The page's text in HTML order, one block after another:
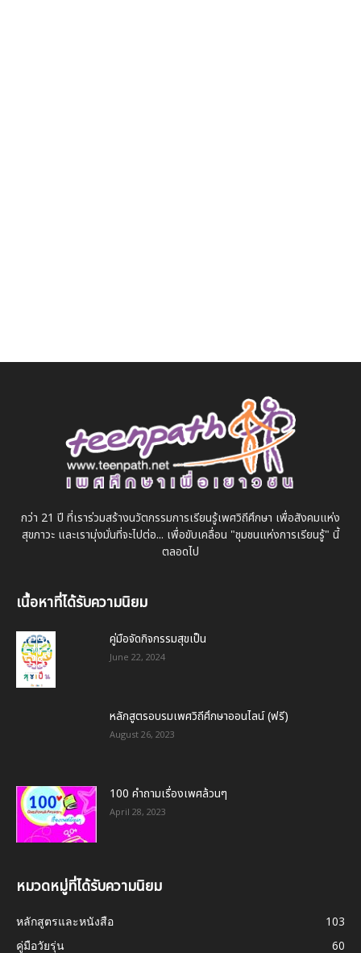
กว่า 21 ปี ที่เราร่วมสร้างนวัตกรรมการเรียนรู้เพศวิถีศึกษา เพื่อสังคมแห่ง
สุขภาวะ และเรามุ่งมั่นที่จะไปต่อ... เพื่อขับเคลื่อน "ชุมชนแห่งการเรียนรู้" นี้
ตลอดไป
เนื้อหาที่ได้รับความนิยม
คู่มือจัดกิจกรรมสุขเป็น
June 22, 2024
หลักสูตรอบรมเพศวิถีศึกษาออนไลน์ (ฟรี)
August 26, 2023
100 คำถามเรื่องเพศล้วนๆ
April 28, 2023
หมวดหมู่ที่ได้รับความนิยม
หลักสูตรและหนังสือ
103
คู่มือวัยรุ่น
60